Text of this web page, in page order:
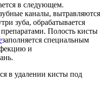
в следующем.
каналы, вытравляются
зуба, обрабатывается
Полость кисты
заполняется специальным
и
в удалении кисты под